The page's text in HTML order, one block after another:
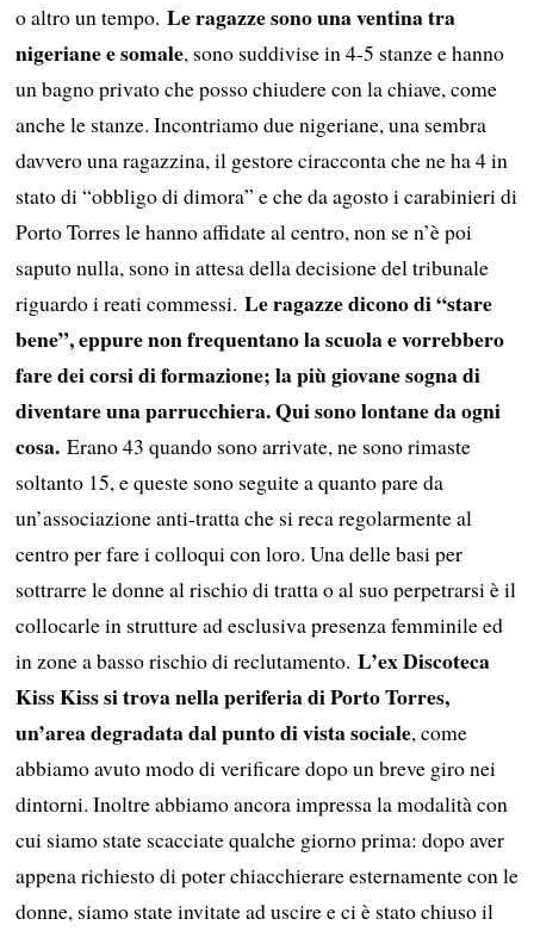
o altro un tempo. Le ragazze sono una ventina tra
nigeriane e somale, sono suddivise in 4-5 stanze e hanno
un bagno privato che posso chiudere con la chiave, come
anche le stanze. Incontriamo due nigeriane, una sembra
davvero una ragazzina, il gestore ciracconta che ne ha 4 in
stato di “obbligo di dimora” e che da agosto i carabinieri di
Porto Torres le hanno affidate al centro, non se n’è poi
saputo nulla, sono in attesa della decisione del tribunale
riguardo i reati commessi. Le ragazze dicono di “stare
bene”, eppure non frequentano la scuola e vorrebbero
fare dei corsi di formazione; la più giovane sogna di
diventare una parrucchiera. Qui sono lontane da ogni
cosa. Erano 43 quando sono arrivate, ne sono rimaste
soltanto 15, e queste sono seguite a quanto pare da
un’associazione anti-tratta che si reca regolarmente al
centro per fare i colloqui con loro. Una delle basi per
sottrarre le donne al rischio di tratta o al suo perpetrarsi è il
collocarle in strutture ad esclusiva presenza femminile ed
in zone a basso rischio di reclutamento. L’ex Discoteca
Kiss Kiss si trova nella periferia di Porto Torres,
un’area degradata dal punto di vista sociale, come
abbiamo avuto modo di verificare dopo un breve giro nei
dintorni. Inoltre abbiamo ancora impressa la modalità con
cui siamo state scacciate qualche giorno prima: dopo aver
appena richiesto di poter chiacchierare esternamente con le
donne, siamo state invitate ad uscire e ci è stato chiuso il